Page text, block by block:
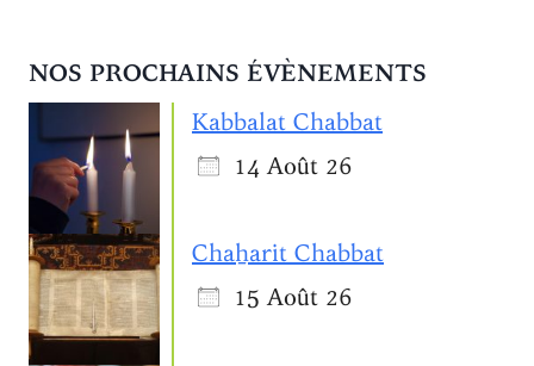
NOS PROCHAINS ÉVÈNEMENTS
Kabbalat Chabbat
14 Août 26
Chaẖarit Chabbat
15 Août 26